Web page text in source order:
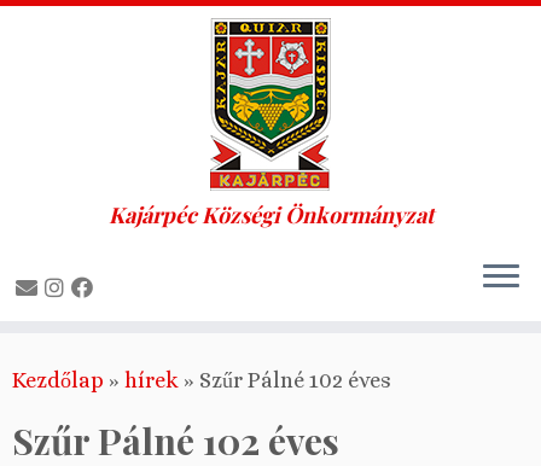
to
Kajárpéc Községi Önkormányzat
Kezdőlap » hírek » Szűr Pálné 102 éves
Szűr Pálné 102 éves